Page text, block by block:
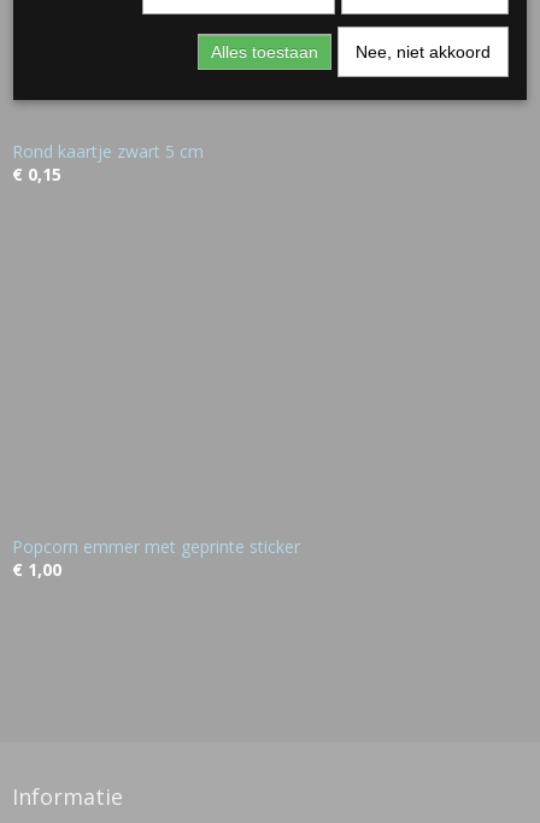
Rond kaartje zwart 5 cm
€ 0,15
Popcorn emmer met geprinte sticker
€ 1,00
Informatie
Alles toestaan Nee, niet akkoord